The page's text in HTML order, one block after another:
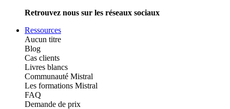
Retrouvez nous sur les réseaux sociaux
Ressources
Aucun titre
Blog
Cas clients
Livres blancs
Communauté Mistral
Les formations Mistral
FAQ
Demande de prix